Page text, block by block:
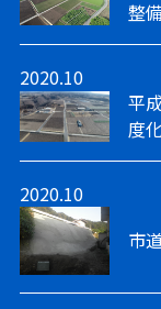
整
2020.10
平
度
2020.10
市